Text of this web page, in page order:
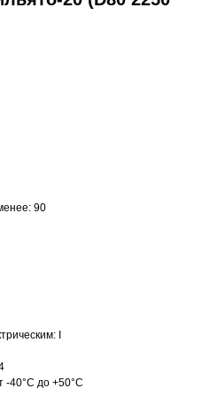
90
I
-40°C до +50°C